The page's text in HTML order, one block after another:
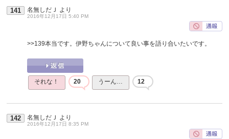
141 名無しだＪ より
2016年12月17日 5:40 PM
>>139本当です。伊野ちゃんについて良い事を語り合いたいです。
それな！ 20 うーん… 12
142 名無しだＪ より
2016年12月17日 8:35 PM